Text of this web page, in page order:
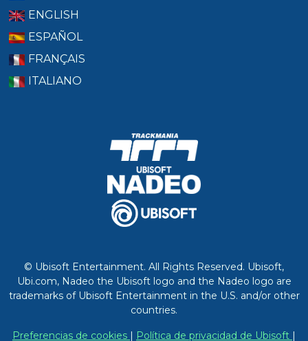
ENGLISH
ESPAÑOL
FRANÇAIS
ITALIANO
© Ubisoft Entertainment. All Rights Reserved. Ubisoft,
Ubi.com, Nadeo the Ubisoft logo and the Nadeo logo are
trademarks of Ubisoft Entertainment in the U.S. and/or other
countries.
Preferencias de cookies | Política de privacidad de Ubisoft |